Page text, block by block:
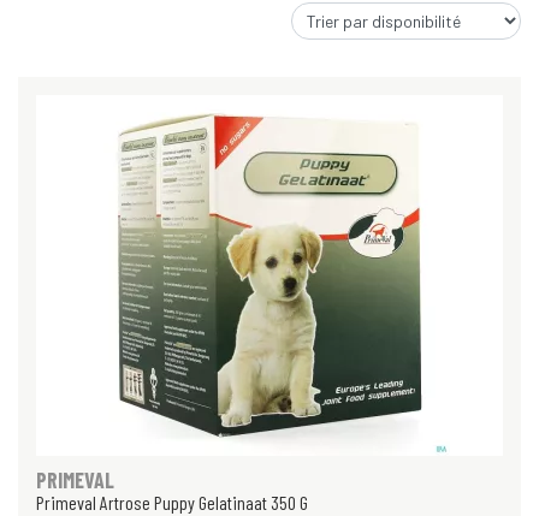
PRIMEVAL
Primeval Artrose Puppy Gelatinaat 350 G